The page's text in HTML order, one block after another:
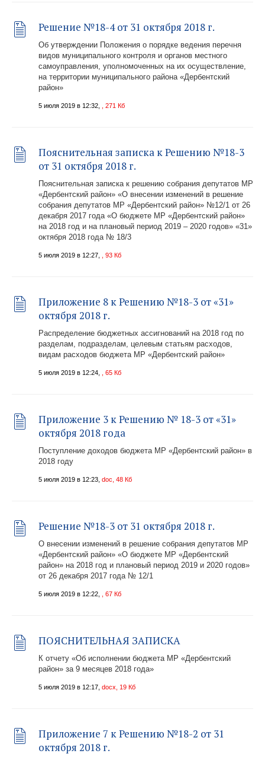
Решение №18-4 от 31 октября 2018 г.
Об утверждении Положения о порядке ведения перечня
видов муниципального контроля и органов местного
самоуправления, уполномоченных на их осуществление,
на территории муниципального района «Дербентский
район»
5 июля 2019 в 12:32, , 271 Кб
Пояснительная записка к Решению №18-3
от 31 октября 2018 г.
Пояснительная записка к решению собрания депутатов МР
«Дербентский район» «О внесении изменений в решение
собрания депутатов МР «Дербентский район» №12/1 от 26
декабря 2017 года «О бюджете МР «Дербентский район»
на 2018 год и на плановый период 2019 – 2020 годов» «31»
октября 2018 года № 18/3
5 июля 2019 в 12:27, , 93 Кб
Приложение 8 к Решению №18-3 от «31»
октября 2018 г.
Распределение бюджетных ассигнований на 2018 год по
разделам, подразделам, целевым статьям расходов,
видам расходов бюджета МР «Дербентский район»
5 июля 2019 в 12:24, , 65 Кб
Приложение 3 к Решению № 18-3 от «31»
октября 2018 года
Поступление доходов бюджета МР «Дербентский район» в
2018 году
5 июля 2019 в 12:23, doc, 48 Кб
Решение №18-3 от 31 октября 2018 г.
О внесении изменений в решение собрания депутатов МР
«Дербентский район» «О бюджете МР «Дербентский
район» на 2018 год и плановый период 2019 и 2020 годов»
от 26 декабря 2017 года № 12/1
5 июля 2019 в 12:22, , 67 Кб
ПОЯСНИТЕЛЬНАЯ ЗАПИСКА
К отчету «Об исполнении бюджета МР «Дербентский
район» за 9 месяцев 2018 года»
5 июля 2019 в 12:17, docx, 19 Кб
Приложение 7 к Решению №18-2 от 31
октября 2018 г.